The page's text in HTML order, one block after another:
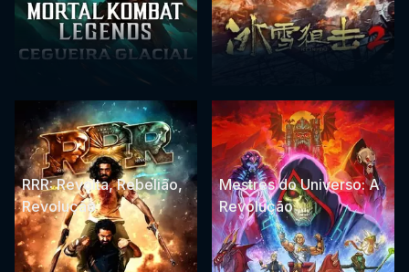
RRR: Revolta, Rebelião,
Revolução
Mestres do Universo: A
Revolução